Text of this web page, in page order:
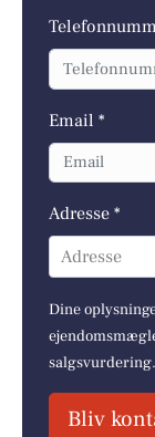
Email *
Adresse *
Adresse
Dine
salgsvurdering.
Bliv